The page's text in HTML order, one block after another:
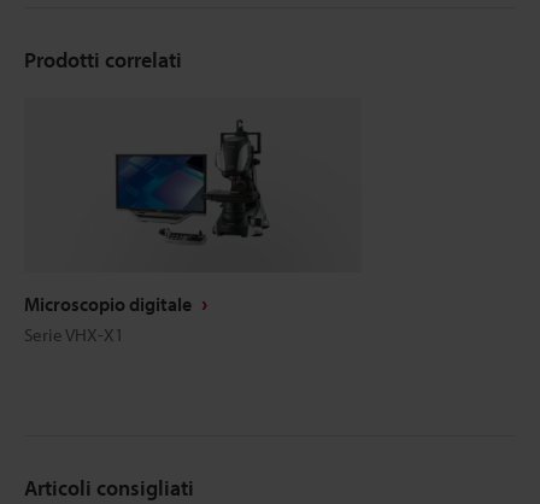
Prodotti correlati
Microscopio digitale
Serie VHX-X1
Articoli consigliati